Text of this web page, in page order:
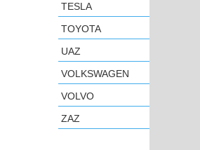
TESLA
TOYOTA
UAZ
VOLKSWAGEN
VOLVO
ZAZ